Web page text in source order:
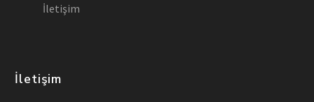
İletişim
İletişim